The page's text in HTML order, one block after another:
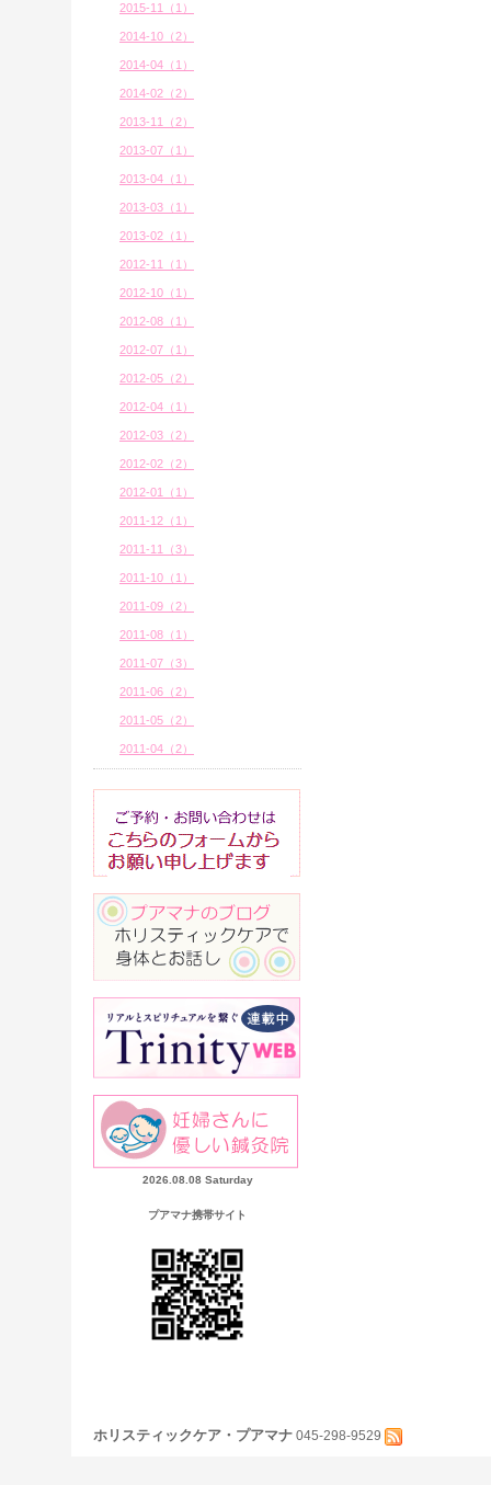
2015-11（1）
2014-10（2）
2014-04（1）
2014-02（2）
2013-11（2）
2013-07（1）
2013-04（1）
2013-03（1）
2013-02（1）
2012-11（1）
2012-10（1）
2012-08（1）
2012-07（1）
2012-05（2）
2012-04（1）
2012-03（2）
2012-02（2）
2012-01（1）
2011-12（1）
2011-11（3）
2011-10（1）
2011-09（2）
2011-08（1）
2011-07（3）
2011-06（2）
2011-05（2）
2011-04（2）
2026.08.08 Saturday
プアマナ携帯サイト
ホリスティックケア・プアマナ 045-298-9529